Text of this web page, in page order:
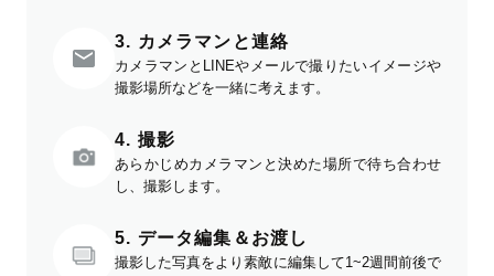
3. カメラマンと連絡
カメラマンとLINEやメールで撮りたいイメージや
撮影場所などを一緒に考えます。
4. 撮影
あらかじめカメラマンと決めた場所で待ち合わせ
し、撮影します。
5. データ編集＆お渡し
撮影した写真をより素敵に編集して1~2週間前後で